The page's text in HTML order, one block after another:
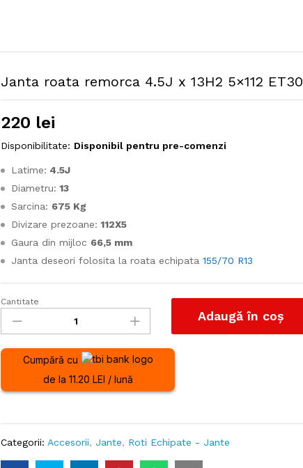
Janta roata remorca 4.5J x 13H2 5×112 ET30
220 lei
Disponibilitate: Disponibil pentru pre-comenzi
Latime: 4.5J
Diametru: 13
Sarcina: 675 Kg
Divizare prezoane: 112X5
Gaura din mijloc 66,5 mm
Janta deseori folosita la roata echipata155/70 R13
Janta
roata
remorca
4.5J
5x112
cantitate
Cantitate
Adaugă în coș
Cumpără cu
de la 11.20 LEI / lună
Categorii: Accesorii, Jante, Roti Echipate - Jante